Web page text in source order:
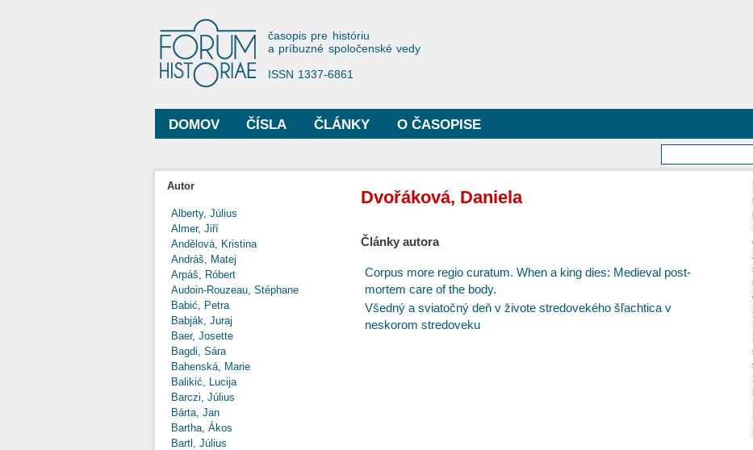
Forum Historiae
časopis pre históriu
a príbuzné spoločenské vedy
ISSN 1337-6861
Hlavné menu
DOMOV ČÍSLA ČLÁNKY O ČASOPISE
Autor
Alberty, Július
Almer, Jiří
Andělová, Kristina
Andráš, Matej
Arpáš, Róbert
Audoin-Rouzeau, Stéphane
Babić, Petra
Babják, Juraj
Baer, Josette
Bagdi, Sára
Bahenská, Marie
Balikić, Lucija
Barczi, Július
Bárta, Jan
Bartha, Ákos
Bartl, Július
Dvořáková, Daniela
Články autora
Corpus more regio curatum. When a king dies: Medieval post-
mortem care of the body.
Všedný a sviatočný deň v živote stredovekého šľachtica v
neskorom stredoveku